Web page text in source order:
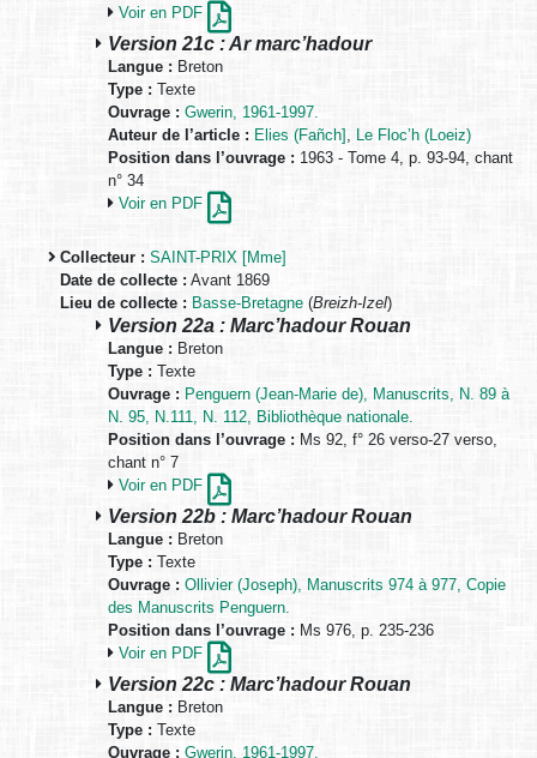
Voir en PDF
Version 21c : Ar marc’hadour
Langue : Breton
Type : Texte
Ouvrage : Gwerin, 1961-1997.
Auteur de l’article : Elies (Fañch]
Le Floc’h (Loeiz)
Position dans l’ouvrage : 1963 - Tome 4, p. 93-94, chant
n° 34
Voir en PDF
Collecteur : SAINT-PRIX [Mme]
Date de collecte : Avant 1869
Lieu de collecte : Basse-Bretagne (Breizh-Izel)
Version 22a : Marc’hadour Rouan
Langue : Breton
Type : Texte
Ouvrage : Penguern (Jean-Marie de), Manuscrits, N. 89 à
N. 95, N.111, N. 112, Bibliothèque nationale.
Position dans l’ouvrage : Ms 92, f° 26 verso-27 verso,
chant n° 7
Voir en PDF
Version 22b : Marc’hadour Rouan
Langue : Breton
Type : Texte
Ouvrage : Ollivier (Joseph), Manuscrits 974 à 977, Copie
des Manuscrits Penguern.
Position dans l’ouvrage : Ms 976, p. 235-236
Voir en PDF
Version 22c : Marc’hadour Rouan
Langue : Breton
Type : Texte
Ouvrage : Gwerin, 1961-1997.